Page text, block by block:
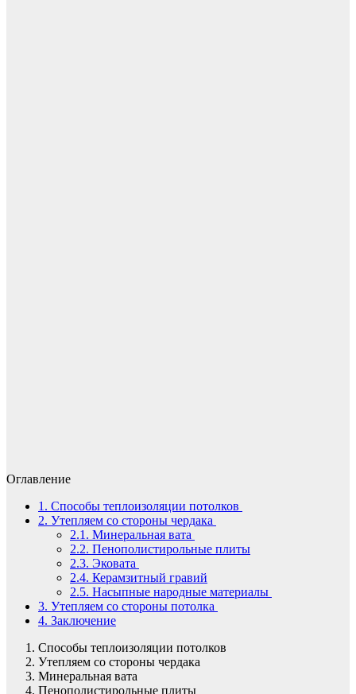
Оглавление
1. Способы теплоизоляции потолков
2. Утепляем со стороны чердака
2.1. Минеральная вата
2.2. Пенополистирольные плиты
2.3. Эковата
2.4. Керамзитный гравий
2.5. Насыпные народные материалы
3. Утепляем со стороны потолка
4. Заключение
Способы теплоизоляции потолков
Утепляем со стороны чердака
Минеральная вата
Пенополистирольные плиты